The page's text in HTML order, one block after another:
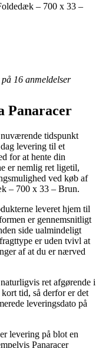
– 700 x 33 –
på 16 anmeldelser
Panaracer
tidspunkt
levering til et
for at hente din
er nemlig ret ligetil,
ved køb af
– 700 x 33 – Brun.
leveret hjem til
er gennemsnitligt
side ualmindeligt
er uden tvivl at
af at du er nærved
ret afgørende i
tid, så derfor er det
leveringsdato på
levering på blot en
Panaracer